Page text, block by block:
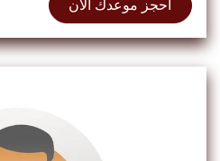
احجز موعدك الان